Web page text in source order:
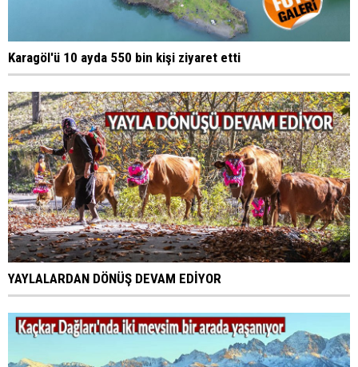
Karagöl'ü 10 ayda 550 bin kişi ziyaret etti
YAYLALARDAN DÖNÜŞ DEVAM EDİYOR